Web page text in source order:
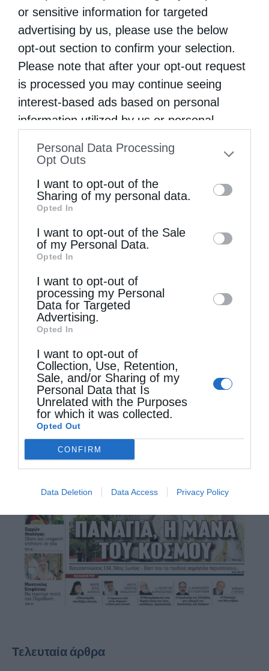
or sensitive information for targeted
advertising by us, please use the below
opt-out section to confirm your selection.
Please note that after your opt-out request
is processed you may continue seeing
interest-based ads based on personal
information utilized by us or personal
to your opt-out. You may separately opt-out
information by third parties on the IAB’s list
of downstream participants. This
information may also be disclosed by us to
third parties on theIAB’s List of
Downstream Participants
disclose it to other third parties.
Personal Data Processing
Opt Outs
I want to opt-out of the
Sharing of my personal data.
Opted In
I want to opt-out of the Sale
of my Personal Data.
Opted In
I want to opt-out of
processing my Personal
Data for Targeted
Advertising.
Opted In
I want to opt-out of
Collection, Use, Retention,
Sale, and/or Sharing of my
Personal Data that Is
Unrelated with the Purposes
for which it was collected.
Opted Out
CONFIRM
Data Deletion Data Access Privacy Policy
Τα λείψανα του Απόστολου Βαρνάβα στην
Πετρούπολη
Με την αρμόζουσα λαμπρότητα έγινε η
υποδοχή των τιμίων λειψάνων του Αγ.
Αποστόλου Βαρνάβα, ιδρυτή της Εκκλησίας
της Κύπρου, από την Ι. Μονή Κύκκου στον Ι.Ν.
Αγίου. Δημητρίου Πετρουπόλεως. Η …
Τελευταία άρθρα